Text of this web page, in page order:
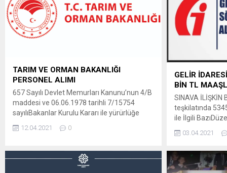
https://ehocamm.com/2023/03/15/ankara-
yildirim-beyazit-universitesi-177-personel-
alim-duyurusu-lise-onlisans-lisans/
TARIM VE ORMAN BAKANLIĞI
PERSONEL ALIMI
657 Sayılı Devlet Memurları Kanunu’nun 4/B
maddesi ve 06.06.1978 tarihli 7/15754
sayılıBakanlar Kurulu Kararı ile yürürlüğe
Çalıştırılmasına İlişkinEsaslar çerçevesinde
Politikalar Genel Müdürlüğübünyesinde
istihdam edilmek üzere, yazılı ve/veya sözlü
12.04.2021 0
GELİR
BİN TL
SINAVA İLİŞKİN
teşkilatında
ile İlgili
sınav
pozisyonlarda
03.04.2021